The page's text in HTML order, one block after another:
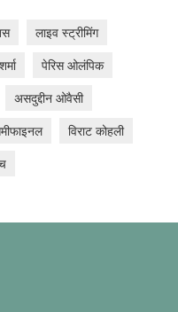
लाइव स्ट्रीमिंग
पेरिस ओलंपिक
असदुद्दीन ओवैसी
विराट कोहली